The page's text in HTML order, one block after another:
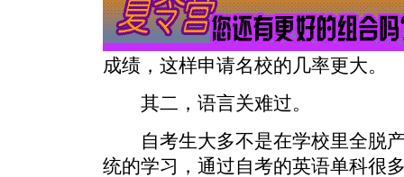
成绩，这样申请名校的几率更大。
其二，语言关难过。
自考生大多不是在学校里全脱产
统的学习，通过自考的英语单科很